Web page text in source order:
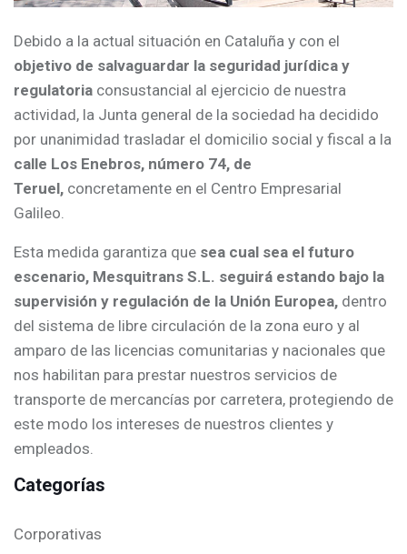
Debido a la actual situación en Cataluña y con el
objetivo de salvaguardar la seguridad jurídica y
regulatoria consustancial al ejercicio de nuestra
actividad, la Junta general de la sociedad ha decidido
por unanimidad trasladar el domicilio social y fiscal a la
calle Los Enebros, número 74, de
Teruel, concretamente en el Centro Empresarial
Galileo.
Esta medida garantiza que sea cual sea el futuro
escenario, Mesquitrans S.L. seguirá estando bajo la
supervisión y regulación de la Unión Europea, dentro
del sistema de libre circulación de la zona euro y al
amparo de las licencias comunitarias y nacionales que
nos habilitan para prestar nuestros servicios de
transporte de mercancías por carretera, protegiendo de
este modo los intereses de nuestros clientes y
empleados.
Categorías
Corporativas